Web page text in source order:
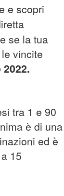
e scopri
se la tua
vincite
tra 1 e 90
è di una
ed è
15